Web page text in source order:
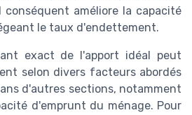
conséquent améliore la capacité
le taux d'endettement.
exact de l'apport idéal peut
selon divers facteurs abordés
d'autres sections, notamment
d'emprunt du ménage. Pour